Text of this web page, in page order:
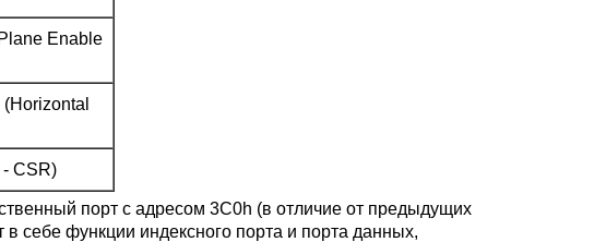
Enable
- CSR)
порт с адресом 3C0h (в отличие от предыдущих
себе функции индексного порта и порта данных,